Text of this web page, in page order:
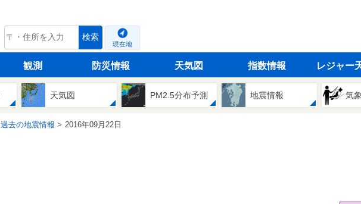
tenki.jp 検索
現在地
観測 防災情報 天気図 指数情報 レジャー
天気図 PM2.5分布予測 地震情報 気
過去の地震情報 2016年09月22日